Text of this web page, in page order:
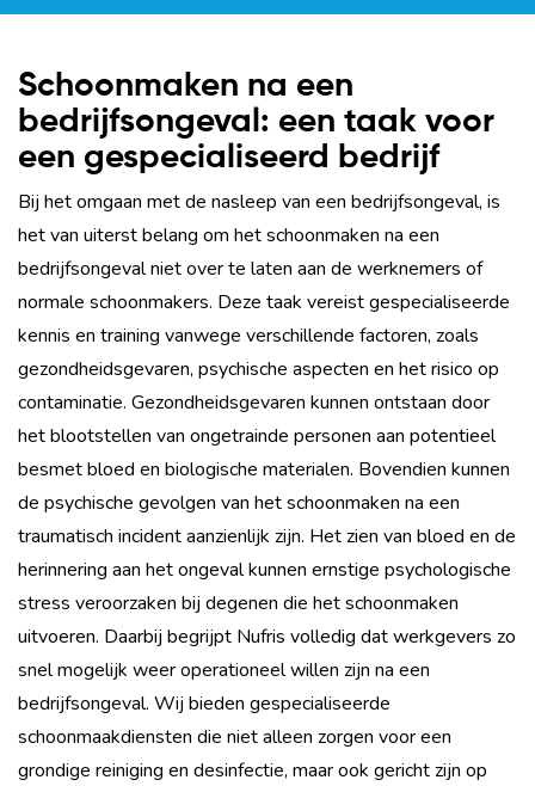
Schoonmaken na een
bedrijfsongeval: een taak voor
een gespecialiseerd bedrijf
Bij het omgaan met de nasleep van een bedrijfsongeval, is
het van uiterst belang om het schoonmaken na een
bedrijfsongeval niet over te laten aan de werknemers of
normale schoonmakers. Deze taak vereist gespecialiseerde
kennis en training vanwege verschillende factoren, zoals
gezondheidsgevaren, psychische aspecten en het risico op
contaminatie. Gezondheidsgevaren kunnen ontstaan door
het blootstellen van ongetrainde personen aan potentieel
besmet bloed en biologische materialen. Bovendien kunnen
de psychische gevolgen van het schoonmaken na een
traumatisch incident aanzienlijk zijn. Het zien van bloed en de
herinnering aan het ongeval kunnen ernstige psychologische
stress veroorzaken bij degenen die het schoonmaken
uitvoeren. Daarbij begrijpt Nufris volledig dat werkgevers zo
snel mogelijk weer operationeel willen zijn na een
bedrijfsongeval. Wij bieden gespecialiseerde
schoonmaakdiensten die niet alleen zorgen voor een
grondige reiniging en desinfectie, maar ook gericht zijn op